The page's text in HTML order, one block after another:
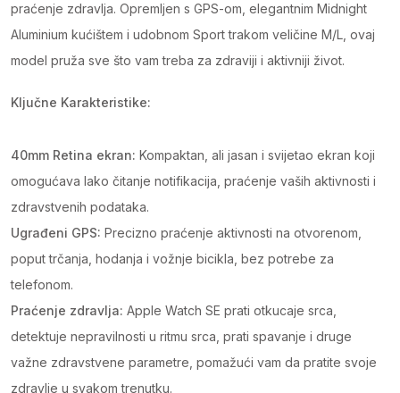
praćenje zdravlja. Opremljen s GPS-om, elegantnim Midnight
Aluminium kućištem i udobnom Sport trakom veličine M/L, ovaj
model pruža sve što vam treba za zdraviji i aktivniji život.
Ključne Karakteristike:
40mm Retina ekran: Kompaktan, ali jasan i svijetao ekran koji
omogućava lako čitanje notifikacija, praćenje vaših aktivnosti i
zdravstvenih podataka.
Ugrađeni GPS: Precizno praćenje aktivnosti na otvorenom,
poput trčanja, hodanja i vožnje bicikla, bez potrebe za
telefonom.
Praćenje zdravlja: Apple Watch SE prati otkucaje srca,
detektuje nepravilnosti u ritmu srca, prati spavanje i druge
važne zdravstvene parametre, pomažući vam da pratite svoje
zdravlje u svakom trenutku.